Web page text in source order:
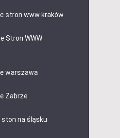
stron www kraków
Stron WWW
warszawa
Zabrze
na śląsku